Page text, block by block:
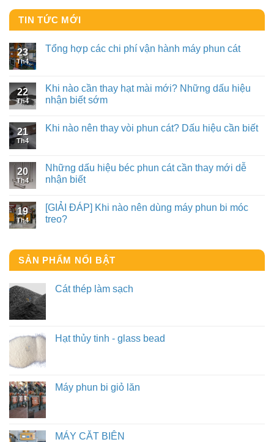
TIN TỨC MỚI
23
Th4
Tổng hợp các chi phí vận hành máy phun cát
22
Th4
Khi nào cần thay hạt mài mới? Những dấu hiệu
nhận biết sớm
21
Th4
Khi nào nên thay vòi phun cát? Dấu hiệu cần biết
20
Th4
Những dấu hiệu béc phun cát cần thay mới dễ
nhận biết
19
Th4
[GIẢI ĐÁP] Khi nào nên dùng máy phun bi móc
treo?
SẢN PHẨM NỔI BẬT
Cát thép làm sạch
Hạt thủy tinh - glass bead
Máy phun bi giỏ lăn
MÁY CẮT BIÊN